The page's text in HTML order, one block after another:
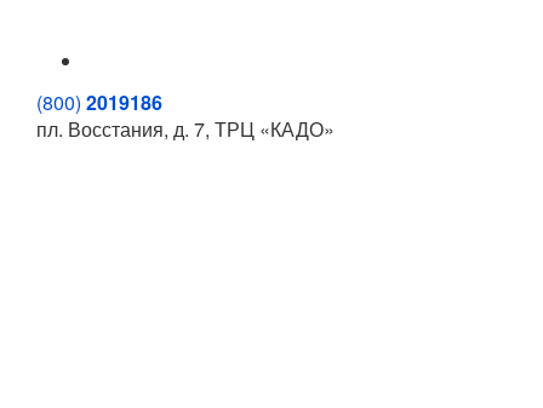
(800) 2019186
пл. Восстания, д. 7, ТРЦ «КАДО»